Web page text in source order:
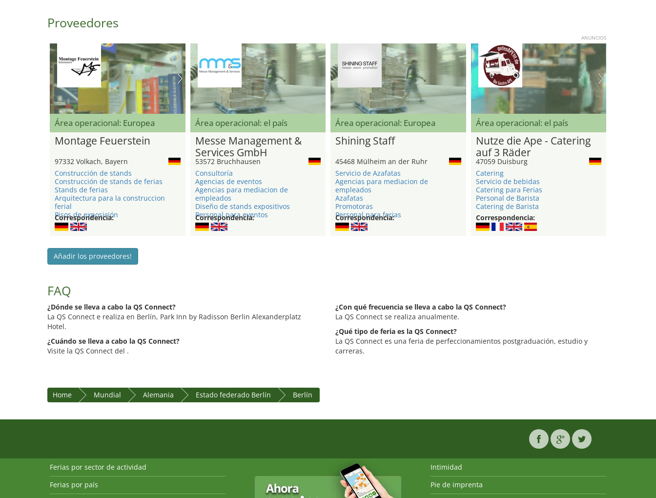
Proveedores
ANUNCIOS
Área operacional: Europea
Montage Feuerstein
97332 Volkach, Bayern
Construcción de stands
Construcción de stands de ferias
Stands de ferias
Arquitectura para la construccion
ferial
Pisos de exposición
Correspondencia:
Área operacional: el país
Messe Management &
Services GmbH
53572 Bruchhausen
Consultoría
Agencias de eventos
Agencias para mediacion de
empleados
Diseño de stands expositivos
Personal para eventos
Correspondencia:
Área operacional: Europea
Shining Staff
45468 Mülheim an der Ruhr
Servicio de Azafatas
Agencias para mediacion de
empleados
Azafatas
Promotoras
Personal para ferias
Correspondencia:
Área operacional: el país
Nutze die Ape - Catering
auf 3 Räder
47059 Duisburg
Catering
Servicio de bebidas
Catering para Ferias
Personal de Barista
Catering de Barista
Correspondencia:
Añadir los proveedores!
FAQ
¿Dónde se lleva a cabo la QS Connect?
La QS Connect e realiza en Berlín, Park Inn by Radisson Berlin Alexanderplatz
Hotel.
¿Cuándo se lleva a cabo la QS Connect?
Visite la QS Connect del .
¿Con qué frecuencia se lleva a cabo la QS Connect?
La QS Connect se realiza anualmente.
¿Qué tipo de feria es la QS Connect?
La QS Connect es una feria de perfeccionamientos postgraduación, estudio y
carreras.
Home Mundial Alemania Estado federado Berlín Berlín
Ferias por sector de actividad
Ferias por país
Intimidad
Pie de imprenta